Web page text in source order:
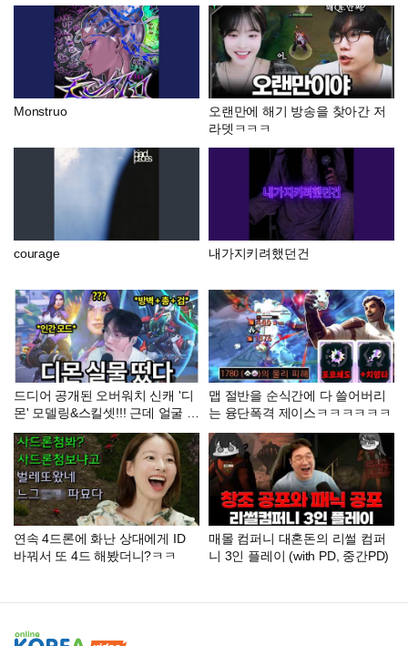
Monstruo
오랜만에 해기 방송을 찾아간 저
라뎃ㅋㅋㅋ
courage 내가지키려했던건
드디어 공개된 오버워치 신캐 '디
몬' 모델링&스킬셋!!! 근데 얼굴 상
태가 이상하다...?
맵 절반을 순식간에 다 쓸어버리
는 융단폭격 제이스ㅋㅋㅋㅋㅋㅋ
연속 4드론에 화난 상대에게 ID
바꿔서 또 4드 해봤더니?ㅋㅋ
매몰 컴퍼니 대혼돈의 리썰 컴퍼
니 3인 플레이 (with PD, 중간PD)